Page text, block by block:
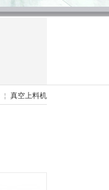
￤ 真空上料机